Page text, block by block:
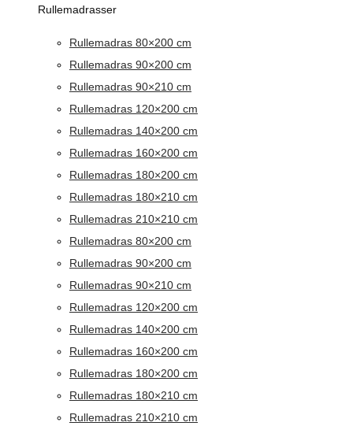
Rullemadrasser
Rullemadras 80×200 cm
Rullemadras 90×200 cm
Rullemadras 90×210 cm
Rullemadras 120×200 cm
Rullemadras 140×200 cm
Rullemadras 160×200 cm
Rullemadras 180×200 cm
Rullemadras 180×210 cm
Rullemadras 210×210 cm
Rullemadras 80×200 cm
Rullemadras 90×200 cm
Rullemadras 90×210 cm
Rullemadras 120×200 cm
Rullemadras 140×200 cm
Rullemadras 160×200 cm
Rullemadras 180×200 cm
Rullemadras 180×210 cm
Rullemadras 210×210 cm